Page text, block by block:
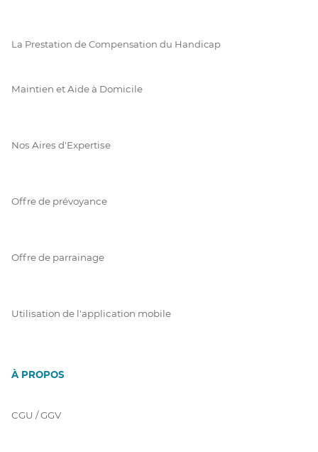
La Prestation de Compensation du Handicap
Maintien et Aide à Domicile
Nos Aires d'Expertise
Offre de prévoyance
Offre de parrainage
Utilisation de l'application mobile
À PROPOS
CGU / GGV